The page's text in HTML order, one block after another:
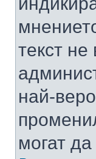
текст
най-
могат